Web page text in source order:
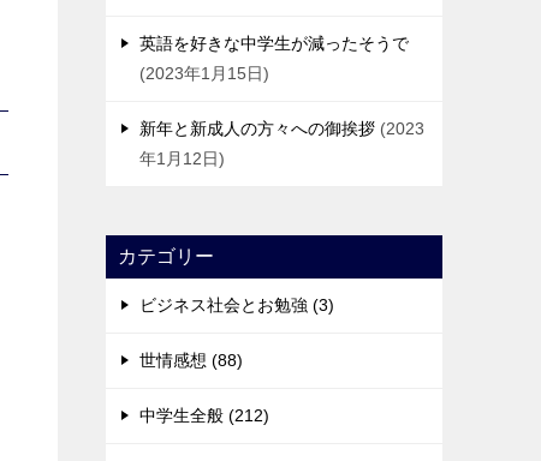
英語を好きな中学生が減ったそうで
2023年1月15日
新年と新成人の方々への御挨拶 2023
年1月12日
カテゴリー
ビジネス社会とお勉強 (3)
世情感想 (88)
中学生全般 (212)